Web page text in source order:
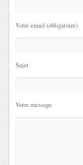
Votre email (obligatoire)
Sujet
Votre message